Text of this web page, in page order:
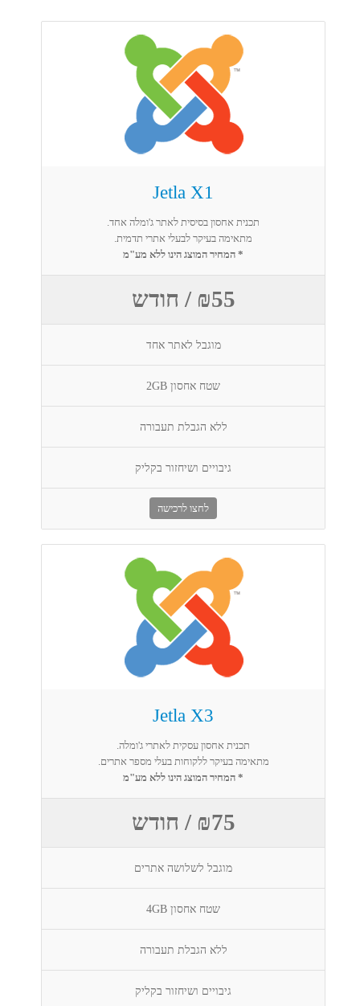
Jetla X1
תכנית אחסון בסיסית לאתר ג'ומלה אחד.
מתאימה בעיקר לבעלי אתרי תדמית.
* המחיר המוצג הינו ללא מע"מ
₪55 / חודש
מוגבל לאתר אחד
שטח אחסון 2GB
ללא הגבלת תעבורה
גיבויים ושיחזור בקליק
לחצו לרכישה
Jetla X3
תכנית אחסון עסקית לאתרי ג'ומלה.
מתאימה בעיקר ללקוחות בעלי מספר אתרים.
* המחיר המוצג הינו ללא מע"מ
₪75 / חודש
מוגבל לשלושה אתרים
שטח אחסון 4GB
ללא הגבלת תעבורה
גיבויים ושיחזור בקליק